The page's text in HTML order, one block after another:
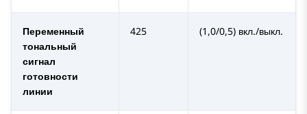
Переменный
тональный
сигнал
готовности
линии
425 (1,0/0,5) вкл./выкл.